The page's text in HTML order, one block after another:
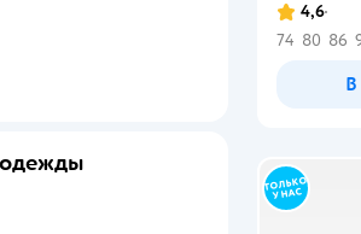
4,6
74 80 86
В